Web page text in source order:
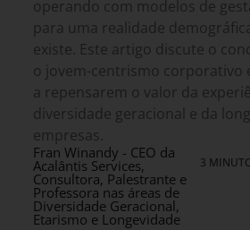
operando com modelos de
para uma realidade
existe. Este artigo discute o
o jovem-centrismo corporativo
a repensarem o valor da
diversidade geracional e da
empresas.
Fran Winandy - CEO da
Acalântis Services,
Consultora, Palestrante e
Professora nas áreas de
Diversidade Geracional,
Etarismo e Longevidade
3